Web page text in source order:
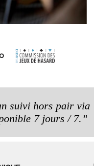
suivi hors pair via
7 jours / 7.”